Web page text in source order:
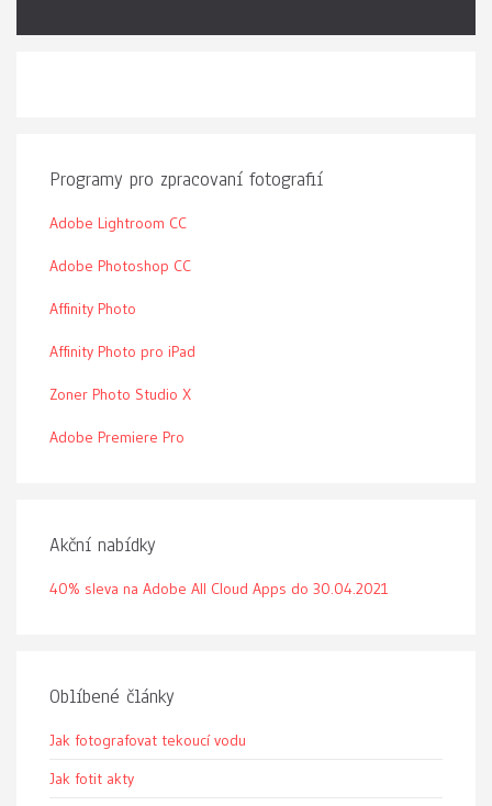
Programy pro zpracovaní fotografií
Adobe Lightroom CC
Adobe Photoshop CC
Affinity Photo
Affinity Photo pro iPad
Zoner Photo Studio X
Adobe Premiere Pro
Akční nabídky
40% sleva na Adobe All Cloud Apps do 30.04.2021
Oblíbené články
Jak fotografovat tekoucí vodu
Jak fotit akty